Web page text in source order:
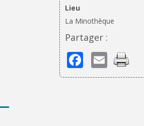
Lieu
La Minothèque
Partager :
Facebook
Email